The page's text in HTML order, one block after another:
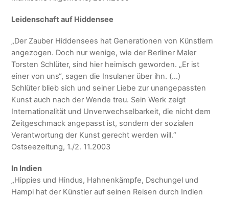
Leidenschaft auf Hiddensee
„Der Zauber Hiddensees hat Generationen von Künstlern
angezogen. Doch nur wenige, wie der Berliner Maler
Torsten Schlüter, sind hier heimisch geworden. „Er ist
einer von uns“, sagen die Insulaner über ihn. (…)
Schlüter blieb sich und seiner Liebe zur unangepassten
Kunst auch nach der Wende treu. Sein Werk zeigt
Internationalität und Unverwechselbarkeit, die nicht dem
Zeitgeschmack angepasst ist, sondern der sozialen
Verantwortung der Kunst gerecht werden will.“
Ostseezeitung, 1./2. 11.2003
In Indien
„Hippies und Hindus, Hahnenkämpfe, Dschungel und
Hampi hat der Künstler auf seinen Reisen durch Indien